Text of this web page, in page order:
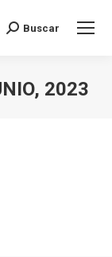
Buscar:
Buscar
2023